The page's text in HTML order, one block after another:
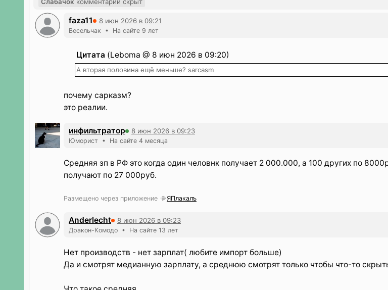
faza11
8 июн 2026 в 09:21
Весельчак • На сайте 9 лет
Цитата (Leboma @ 8 июн 2026 в 09:20)
А вторая половина ещё меньше? sarcasm
почему сарказм?
это реалии.
инфильтратор 8 июн 2026 в 09:23
Юморист • На сайте 4 месяца
Средняя зп в РФ это когда один человнк получает 2 000.000, а 100 других по
получают по 27 000руб.
Размещено через приложение ЯПлакалъ
Anderlecht 8 июн 2026 в 09:23
Дракон-Комодо • На сайте 13 лет
Нет производств - нет зарплат( любите импорт больше)
Да и смотрят медианную зарплату, а среднюю смотрят только чтобы что-то